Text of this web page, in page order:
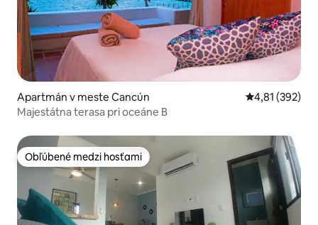
Apartmán v meste Cancún Priemerné
4,81 (392)
Majestátna terasa pri oceáne B
Obľúbené medzi hosťami
Obľúbené medzi hosťami